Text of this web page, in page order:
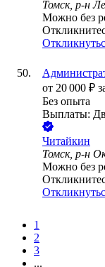
Томск, р-н
Можно без
от 20 000 ₽
Без опыта
Выплаты:
Читайкин
Томск, р-н
Можно без
1
2
3
...